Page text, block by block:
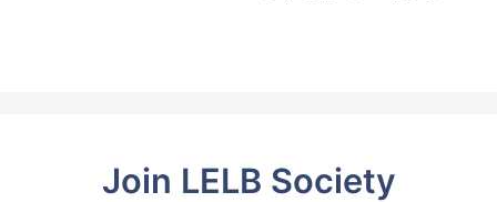
Join LELB Society